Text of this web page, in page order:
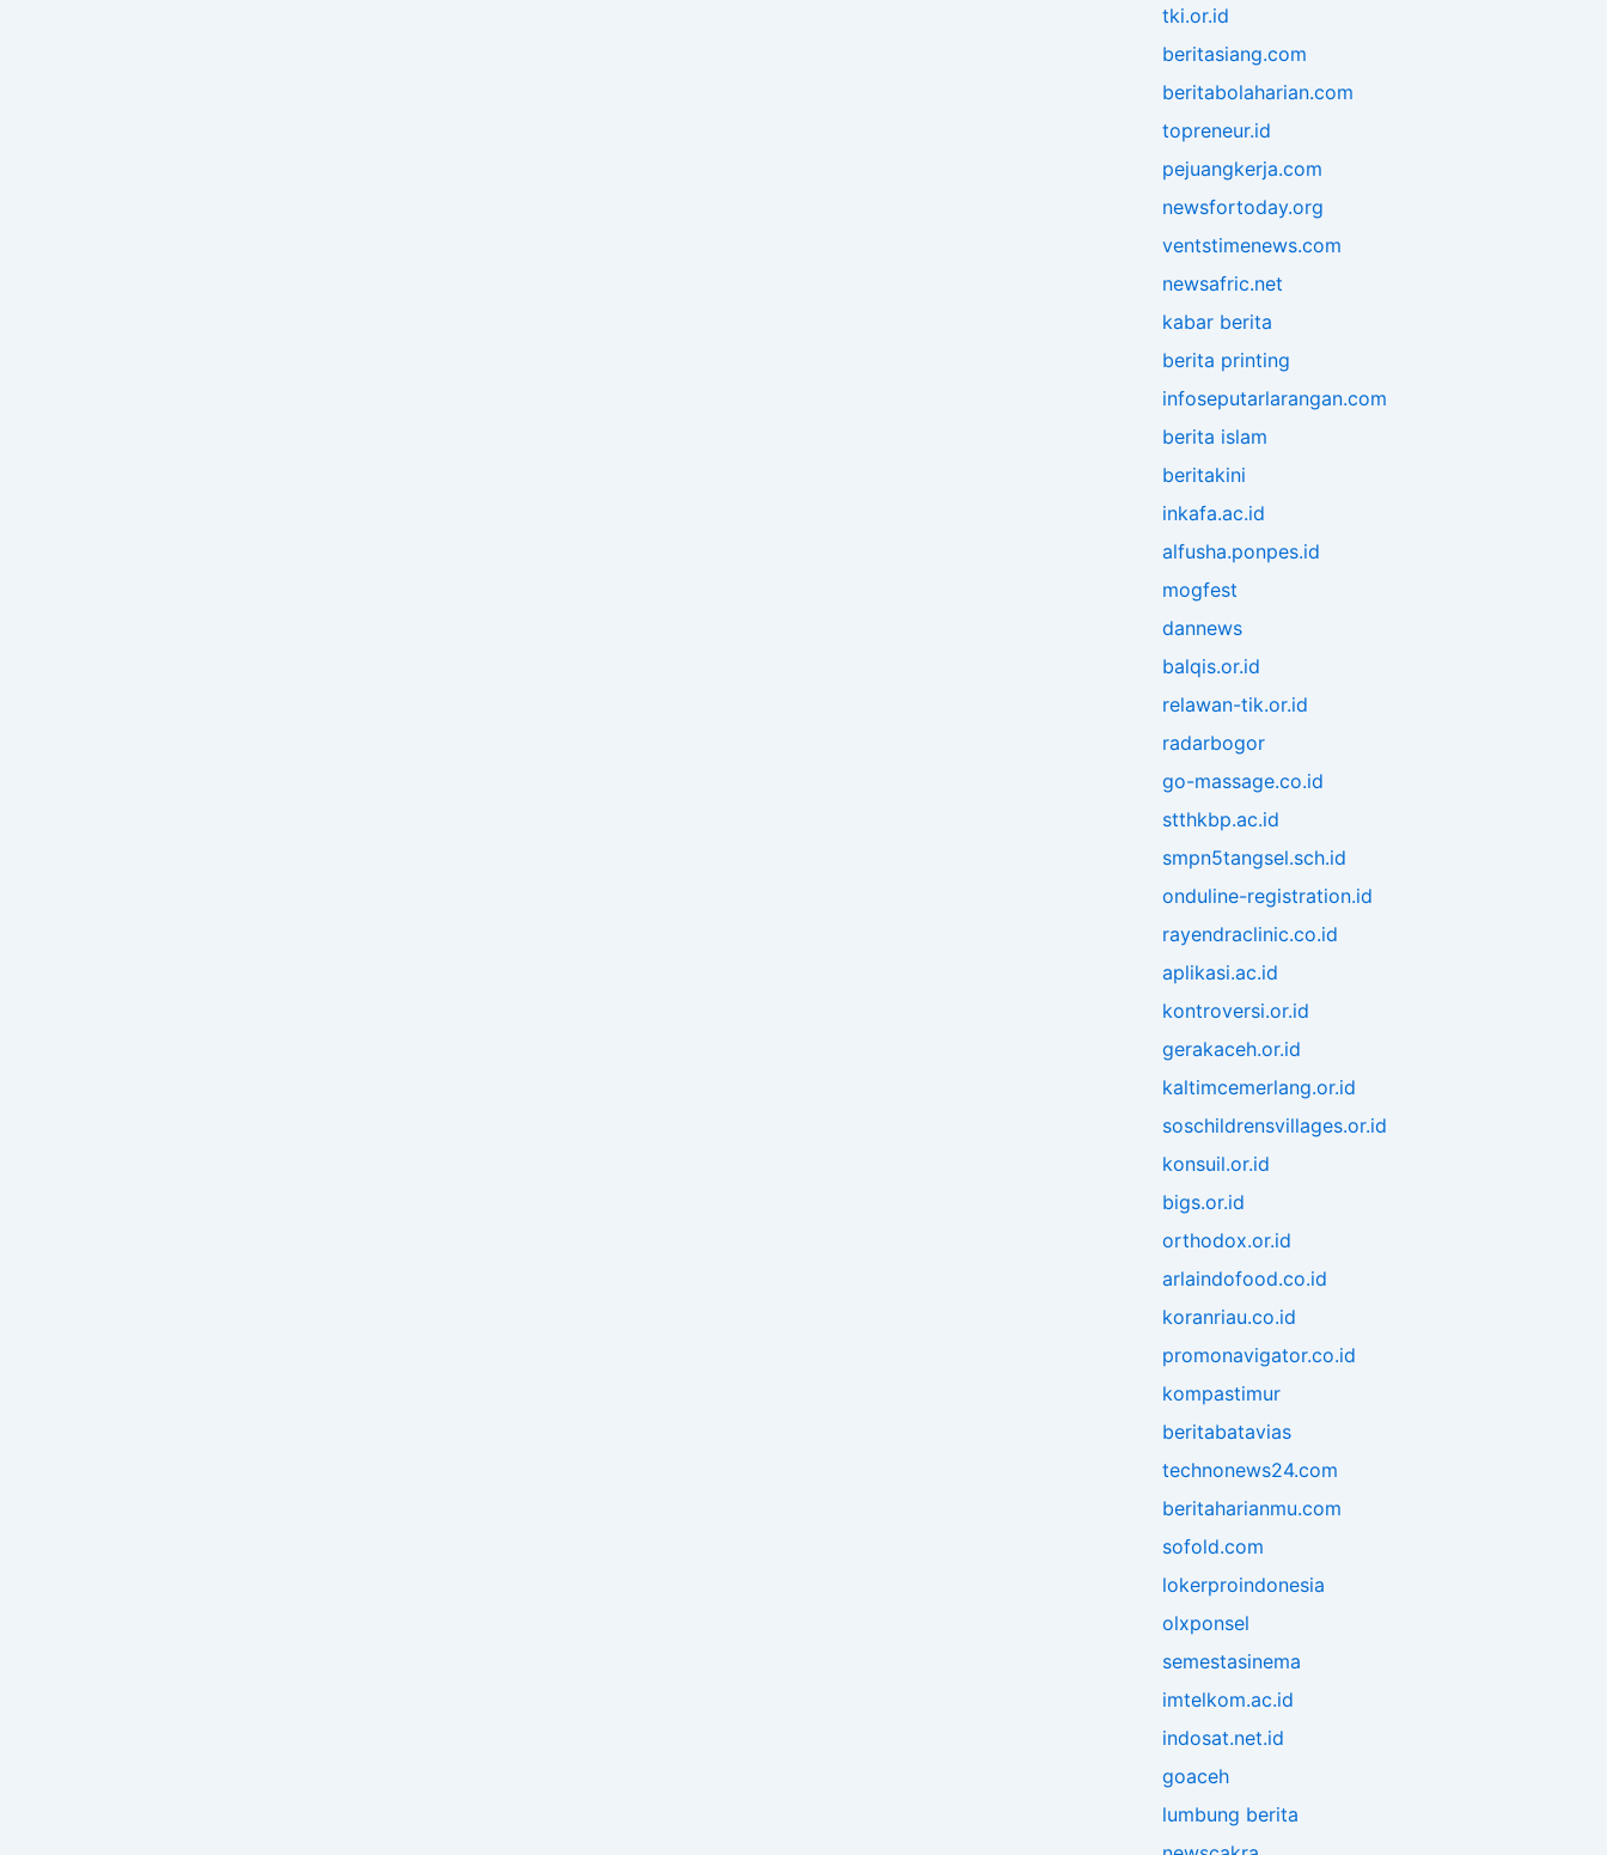
tki.or.id
beritasiang.com
beritabolaharian.com
topreneur.id
pejuangkerja.com
newsfortoday.org
ventstimenews.com
newsafric.net
kabar berita
berita printing
infoseputarlarangan.com
berita islam
beritakini
inkafa.ac.id
alfusha.ponpes.id
mogfest
dannews
balqis.or.id
relawan-tik.or.id
radarbogor
go-massage.co.id
stthkbp.ac.id
smpn5tangsel.sch.id
onduline-registration.id
rayendraclinic.co.id
aplikasi.ac.id
kontroversi.or.id
gerakaceh.or.id
kaltimcemerlang.or.id
soschildrensvillages.or.id
konsuil.or.id
bigs.or.id
orthodox.or.id
arlaindofood.co.id
koranriau.co.id
promonavigator.co.id
kompastimur
beritabatavias
technonews24.com
beritaharianmu.com
sofold.com
lokerproindonesia
olxponsel
semestasinema
imtelkom.ac.id
indosat.net.id
goaceh
lumbung berita